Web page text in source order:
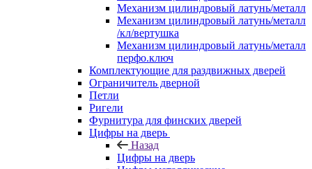
Механизм цилиндровый латунь/металл
Механизм цилиндровый латунь/металл
/кл/вертушка
Механизм цилиндровый латунь/металл
перфо.ключ
Комплектующие для раздвижных дверей
Ограничитель дверной
Петли
Ригели
Фурнитура для финских дверей
Цифры на дверь
Назад
Цифры на дверь